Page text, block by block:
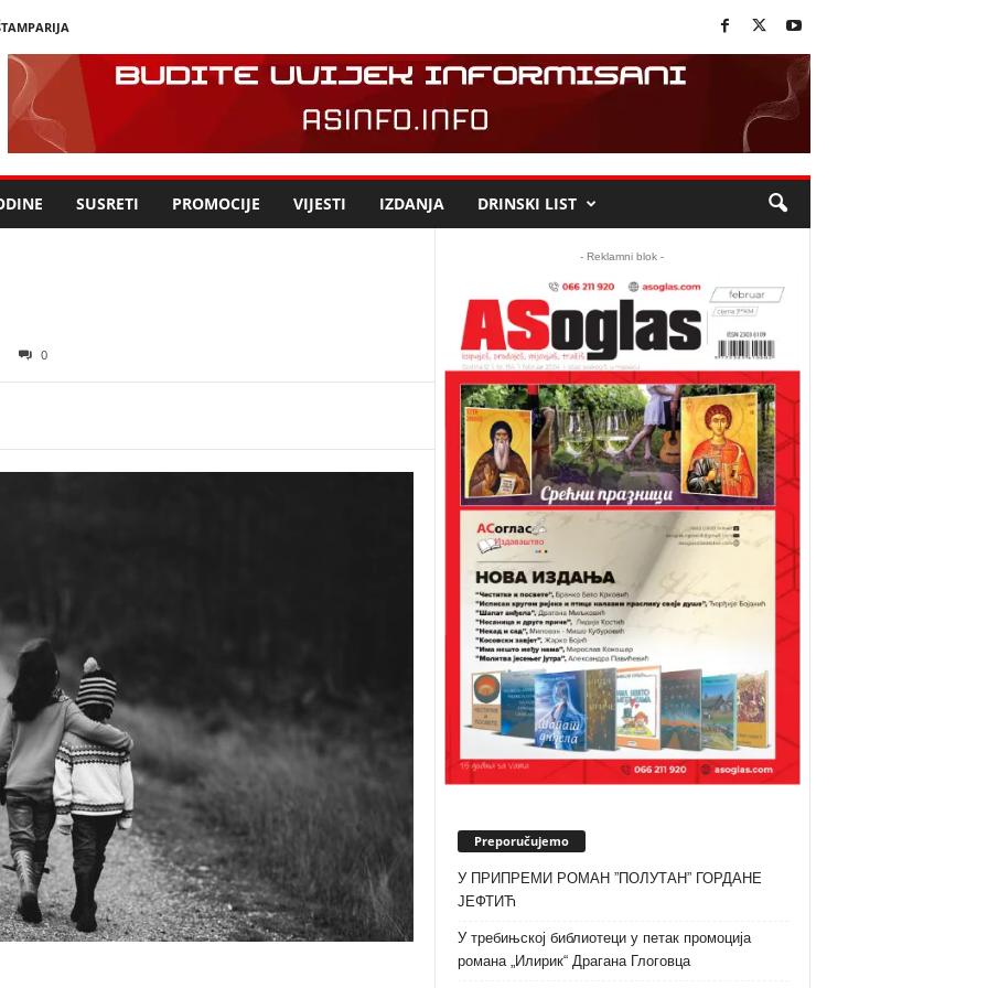
SUSRETI PROMOCIJE VIJESTI IZDANJA DRINSKI LIST
0
- Reklamni blok -
Preporučujemo
У ПРИПРЕМИ РОМАН ”ПОЛУТАН” ГОРДАНЕ
ЈЕФТИЋ
У требињској библиотеци у петак промоција
романа „Илирик“ Драгана Глоговца